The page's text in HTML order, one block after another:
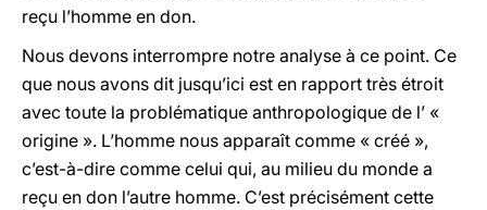
reçu l’homme en don.
Nous devons interrompre notre analyse à ce point. Ce
que nous avons dit jusqu’ici est en rapport très étroit
avec toute la problématique anthropologique de l’ «
origine ». L’homme nous apparaît comme « créé »,
c’est-à-dire comme celui qui, au milieu du monde a
reçu en don l’autre homme. C’est précisément cette